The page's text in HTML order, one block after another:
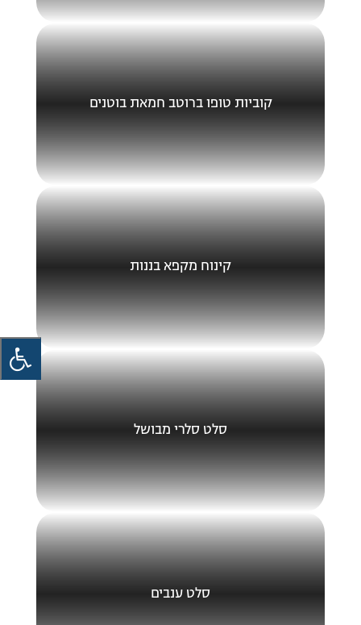
קוביות טופו ברוטב חמאת בוטנים
קינוח מקפא בננות
סלט סלרי מבושל
סלט ענבים